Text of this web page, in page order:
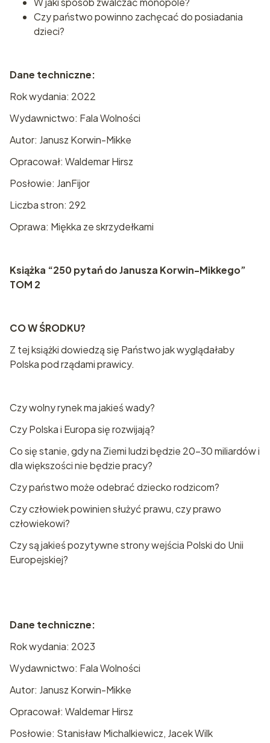
Czy państwo powinno zachęcać do posiadania
dzieci?
Dane techniczne:
Rok wydania: 2022
Wydawnictwo: Fala Wolności
Autor: Janusz Korwin-Mikke
Opracował: Waldemar Hirsz
Posłowie: JanFijor
Liczba stron: 292
Oprawa: Miękka ze skrzydełkami
Książka “250 pytań do Janusza Korwin-Mikkego”
TOM 2
CO W ŚRODKU?
Z tej książki dowiedzą się Państwo jak wyglądałaby
Polska pod rządami prawicy.
Czy wolny rynek ma jakieś wady?
Czy Polska i Europa się rozwijają?
Co się stanie, gdy na Ziemi ludzi będzie 20–30 miliardów i
dla większości nie będzie pracy?
Czy państwo może odebrać dziecko rodzicom?
Czy człowiek powinien służyć prawu, czy prawo
człowiekowi?
Czy są jakieś pozytywne strony wejścia Polski do Unii
Europejskiej?
Dane techniczne:
Rok wydania: 2023
Wydawnictwo: Fala Wolności
Autor: Janusz Korwin-Mikke
Opracował: Waldemar Hirsz
Posłowie: Stanisław Michalkiewicz, Jacek Wilk